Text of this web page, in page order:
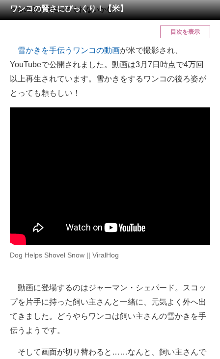
メディア
ITの今と未来を見通す
スマホと通信の最新トレンド
進化するPCとデバイスの未来
マーケ×ITの今がよく分かる
ITエンジニア向け専門サイト
IT製品の技術・比較・事例
モノづくり技術者専門サイト
エレクトロニクス専門サイト
ワンコの賢さにびっくり！【米】
うちの家も手伝ってくれないかな？
目次を表示
雪かきを手伝うワンコの動画が米で撮影され、
YouTubeで公開されました。動画は3月7日時点で4万回
以上再生されています。雪かきをするワンコの後ろ姿が
とっても頼もしい！
Dog Helps Shovel Snow || ViralHog
動画に登場するのはジャーマン・シェパード。スコッ
プを片手に持った飼い主さんと一緒に、元気よく外へ出
てきました。どうやらワンコは飼い主さんの雪かきを手
伝うようです。
そして画面が切り替わると……なんと、飼い主さんで